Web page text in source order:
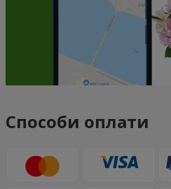
Способи оплати